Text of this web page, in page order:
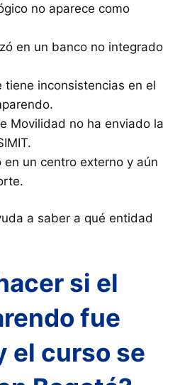
no aparece como
en un banco no integrado
tiene inconsistencias en el
Movilidad no ha enviado la
en un centro externo y aún
a saber a qué entidad
si el
fue
el curso se